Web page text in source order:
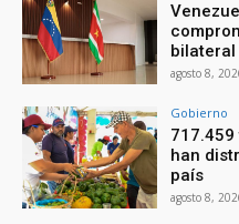
bilateral
agosto 8,
Gobierno
han
país
agosto 8,